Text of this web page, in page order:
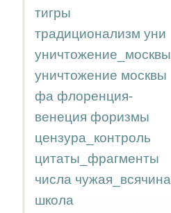
тигры
традиционализм уни
уничтожение_москвы
уничтожение москвы
фа флоренция-
венеция форизмы
цензура_контроль
цитаты_фрагменты
числа чужая_всячина
школа